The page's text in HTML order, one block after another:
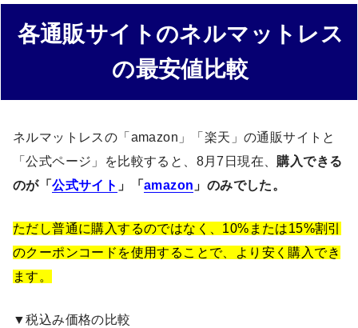
各通販サイトのネルマットレス
の最安値比較
ネルマットレスの「amazon」「楽天」の通販サイトと
「公式ページ」を比較すると、8月7日現在、 購入できる
のが「公式サイト 」「amazon 」のみでした。
ただし普通に購入するのではなく、10%または15%割引
のクーポンコードを使用することで、より安く購入でき
ます。
▼税込み価格の比較